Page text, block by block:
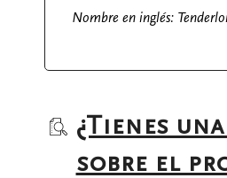
Nombre en inglés:
¿Tienes
sobre el